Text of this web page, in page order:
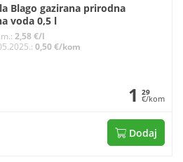
Blago gazirana prirodna
voda 0,5 l
2,58 €/l
0,50 €/kom
1 29
€/kom
Dodaj